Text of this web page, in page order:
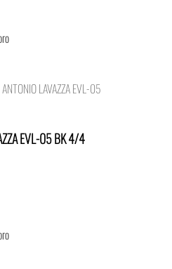
EVL-05 BK 4/4